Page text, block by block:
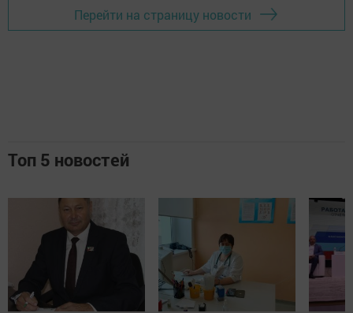
Перейти на страницу новости
Топ 5 новостей